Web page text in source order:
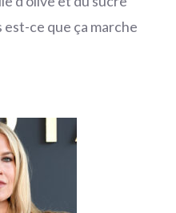
est-ce que ça marche